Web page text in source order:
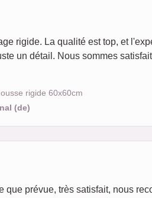
rigide. La qualité est top, et
un détail. Nous sommes
rigide 60x60cm
(de)
que prévue, très satisfait, nous